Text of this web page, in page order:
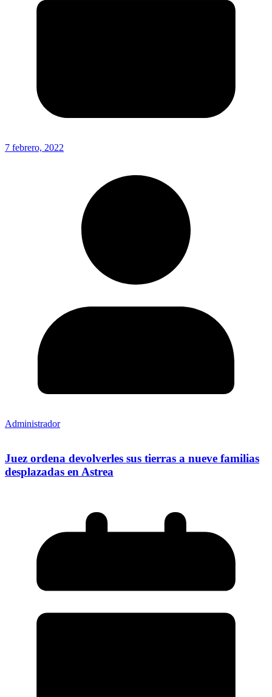
7 febrero, 2022
Administrador
Juez ordena devolverles sus tierras a nueve familias
desplazadas en Astrea